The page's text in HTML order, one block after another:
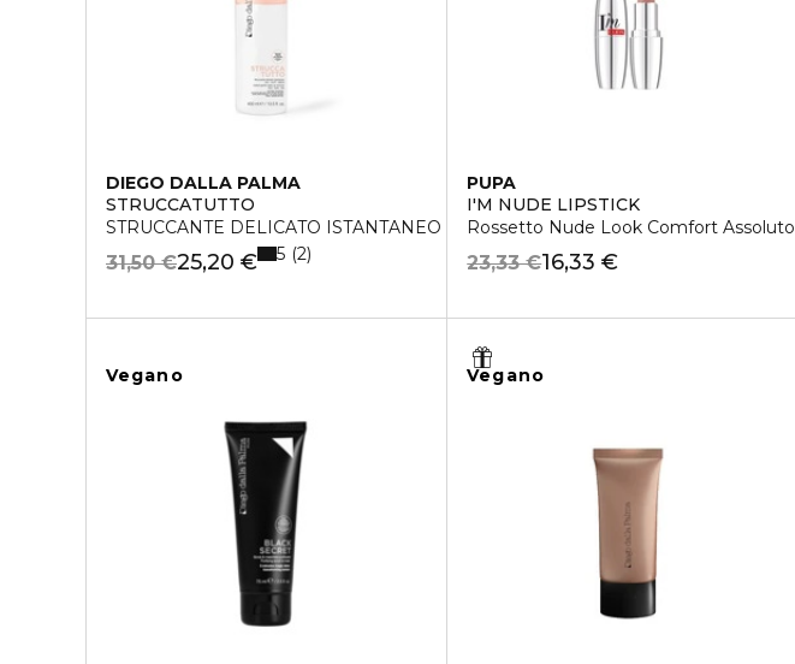
DIEGO DALLA PALMA
STRUCCATUTTO
STRUCCANTE DELICATO ISTANTANEO VISO - OCCHI - LABBRA
25,20 €
31,50 € 5 2
PUPA
I'M NUDE LIPSTICK
Rossetto Nude Look Comfort Assoluto
16,33 €
23,33 €
Vegano Vegano